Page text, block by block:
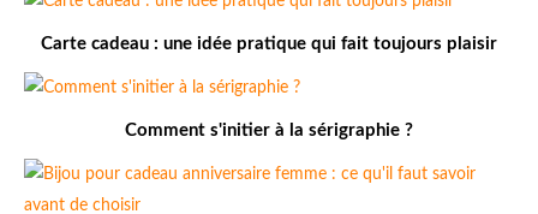
Carte cadeau : une idée pratique qui fait toujours plaisir
Comment s'initier à la sérigraphie ?